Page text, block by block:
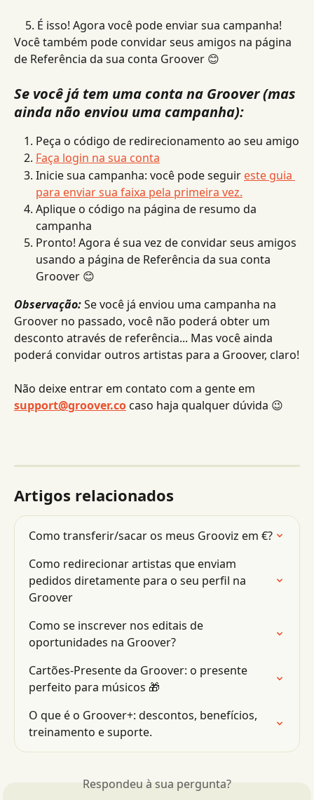
Você também pode convidar seus amigos na página
de Referência da sua conta Groover 😊
Se você já tem uma conta na Groover (mas
ainda não enviou uma campanha):
Peça o código de redirecionamento ao seu amigo
Faça login na sua conta
Inicie sua campanha: você pode seguir este guia
para enviar sua faixa pela primeira vez.
Aplique o código na página de resumo da
campanha
Pronto! Agora é sua vez de convidar seus amigos
usando a página de Referência da sua conta
Groover 😊
Observação: Se você já enviou uma campanha na
Groover no passado, você não poderá obter um
desconto através de referência... Mas você ainda
poderá convidar outros artistas para a Groover, claro!
Não deixe entrar em contato com a gente em
support@groover.co caso haja qualquer dúvida 😉
Artigos relacionados
Como transferir/sacar os meus Grooviz em €?
Como redirecionar artistas que enviam
pedidos diretamente para o seu perfil na
Groover
Como se inscrever nos editais de
oportunidades na Groover?
Cartões-Presente da Groover: o presente
perfeito para músicos 🎁
O que é o Groover+: descontos, benefícios,
treinamento e suporte.
Respondeu à sua pergunta?